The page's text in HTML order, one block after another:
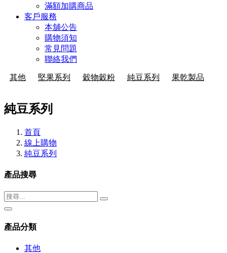
滿額加購商品
客戶服務
本舖公告
購物須知
常見問題
聯絡我們
其他 堅果系列 穀物穀粉 純豆系列 果乾製品
純豆系列
首頁
線上購物
純豆系列
產品搜尋
產品分類
其他